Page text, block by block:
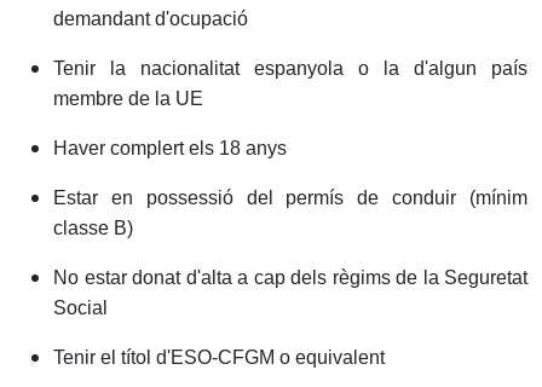
demandant d'ocupació
Tenir la nacionalitat espanyola o la d'algun país
membre de la UE
Haver complert els 18 anys
Estar en possessió del permís de conduir (mínim
classe B)
No estar donat d'alta a cap dels règims de la Seguretat
Social
Tenir el títol d'ESO-CFGM o equivalent